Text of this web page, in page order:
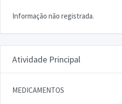
Informação não registrada.
Atividade Principal
MEDICAMENTOS